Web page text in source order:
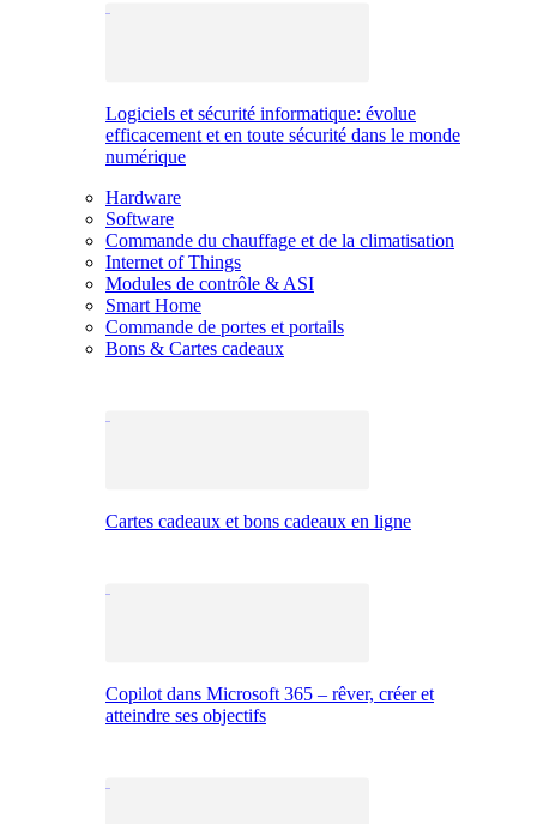
Logiciels et sécurité informatique: évolue
efficacement et en toute sécurité dans le monde
numérique
Hardware
Software
Commande du chauffage et de la climatisation
Internet of Things
Modules de contrôle & ASI
Smart Home
Commande de portes et portails
Bons & Cartes cadeaux
Cartes cadeaux et bons cadeaux en ligne
Copilot dans Microsoft 365 – rêver, créer et
atteindre ses objectifs